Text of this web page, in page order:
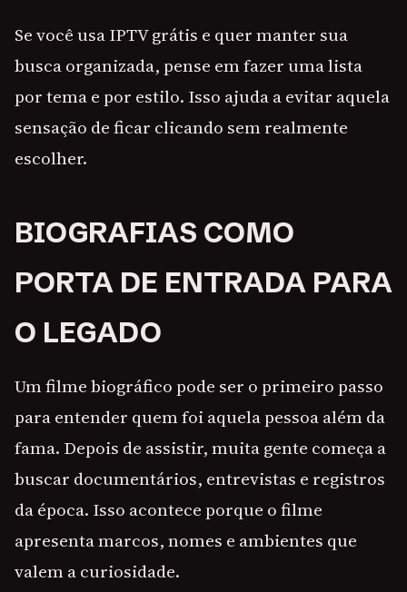
Se você usa IPTV grátis e quer manter sua
busca organizada, pense em fazer uma lista
por tema e por estilo. Isso ajuda a evitar aquela
sensação de ficar clicando sem realmente
escolher.
BIOGRAFIAS COMO
PORTA DE ENTRADA PARA
O LEGADO
Um filme biográfico pode ser o primeiro passo
para entender quem foi aquela pessoa além da
fama. Depois de assistir, muita gente começa a
buscar documentários, entrevistas e registros
da época. Isso acontece porque o filme
apresenta marcos, nomes e ambientes que
valem a curiosidade.